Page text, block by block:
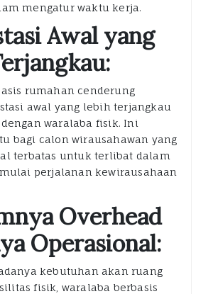
mengatur waktu kerja.
Awal yang
rumahan cenderung
awal yang lebih terjangkau
waralaba fisik. Ini
bagi calon wirausahawan yang
terbatas untuk terlibat dalam
perjalanan kewirausahaan
Overhead
Operasional:
kebutuhan akan ruang
fisik, waralaba berbasis